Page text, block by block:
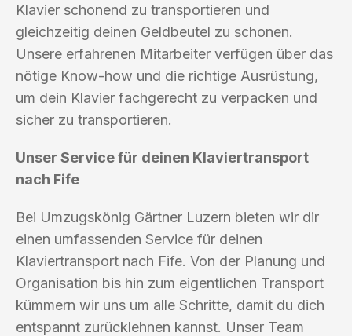
Klavier schonend zu transportieren und
gleichzeitig deinen Geldbeutel zu schonen.
Unsere erfahrenen Mitarbeiter verfügen über das
nötige Know-how und die richtige Ausrüstung,
um dein Klavier fachgerecht zu verpacken und
sicher zu transportieren.
Unser Service für deinen Klaviertransport
nach Fife
Bei Umzugskönig Gärtner Luzern bieten wir dir
einen umfassenden Service für deinen
Klaviertransport nach Fife. Von der Planung und
Organisation bis hin zum eigentlichen Transport
kümmern wir uns um alle Schritte, damit du dich
entspannt zurücklehnen kannst. Unser Team